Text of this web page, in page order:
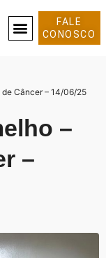
FALE
CONOSCO
de Câncer – 14/06/25
–
–